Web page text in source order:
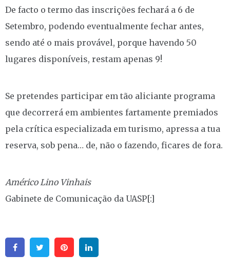
De facto o termo das inscrições fechará a 6 de
Setembro, podendo eventualmente fechar antes,
sendo até o mais provável, porque havendo 50
lugares disponíveis, restam apenas 9!
Se pretendes participar em tão aliciante programa
que decorrerá em ambientes fartamente premiados
pela crítica especializada em turismo, apressa a tua
reserva, sob pena… de, não o fazendo, ficares de fora.
Américo Lino Vinhais
Gabinete de Comunicação da UASP[:]
FacebookTwitter Pinterest